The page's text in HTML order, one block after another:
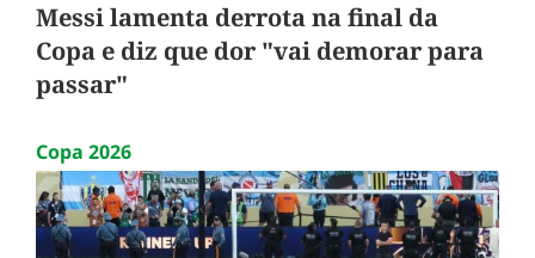
Messi lamenta derrota na final da
Copa e diz que dor "vai demorar para
passar"
Copa 2026